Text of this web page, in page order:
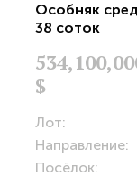
Особняк
38 соток
$
Лот:
Направление:
Посёлок: